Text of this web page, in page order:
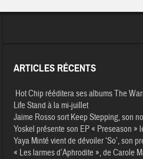
ARTICLES RÉCENTS
Hot Chip rééditera ses albums The
Life Stand à la mi-juillet
Jaime Rosso sort Keep Stepping, son
Yoskel présente son EP « Preseason »
Yaya Minté vient de dévoiler ‘So’, son
« Les larmes d’Aphrodite », de Carole